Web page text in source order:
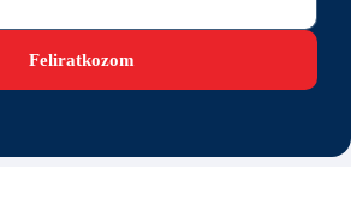
Feliratkozom